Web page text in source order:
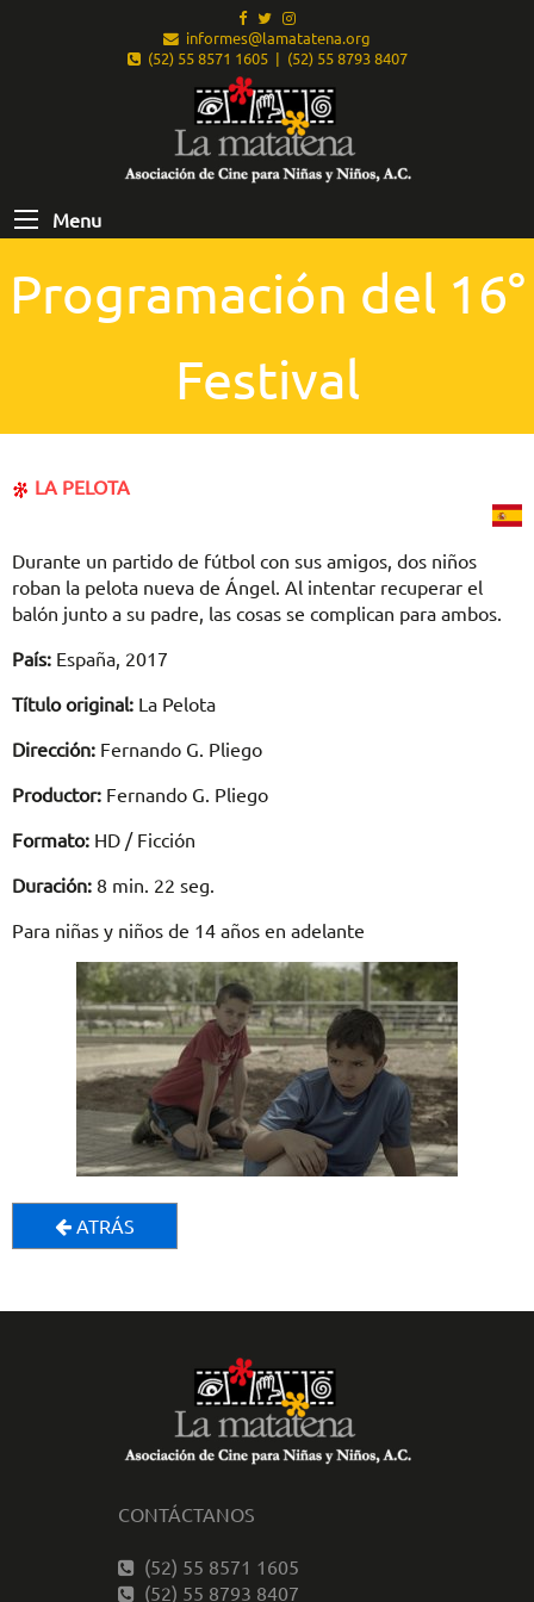
informes@lamatatena.org
(52) 55 8571 1605 | (52) 55 8793 8407
Menu
Programación del 16°
Festival
LA PELOTA
Durante un partido de fútbol con sus amigos, dos niños
roban la pelota nueva de Ángel. Al intentar recuperar el
balón junto a su padre, las cosas se complican para ambos.
País: España, 2017
Título original: La Pelota
Dirección: Fernando G. Pliego
Productor: Fernando G. Pliego
Formato: HD / Ficción
Duración: 8 min. 22 seg.
Para niñas y niños de 14 años en adelante
ATRÁS
CONTÁCTANOS
(52) 55 8571 1605
(52) 55 8793 8407